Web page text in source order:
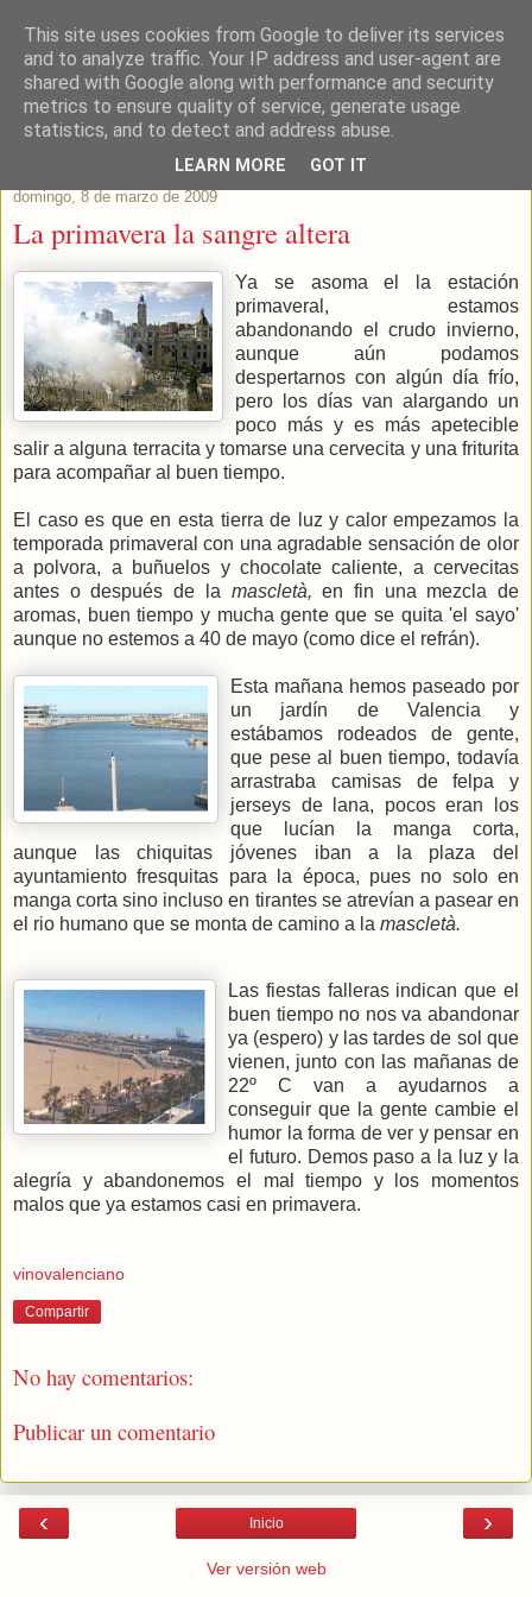
Este Vino Me Gusta
Vinos y más cosas
domingo, 8 de marzo de 2009
La primavera la sangre altera
Ya se asoma el la estación
primaveral, estamos
abandonando el crudo invierno,
aunque aún podamos
despertarnos con algún día frío,
pero los días van alargando un
poco más y es más apetecible
salir a alguna terracita y tomarse una cervecita y una friturita
para acompañar al buen tiempo.
El caso es que en esta tierra de luz y calor empezamos la
temporada primaveral con una agradable sensación de olor
a polvora, a buñuelos y chocolate caliente, a cervecitas
antes o después de la mascletà, en fin una mezcla de
aromas, buen tiempo y mucha gente que se quita 'el sayo'
aunque no estemos a 40 de mayo (como dice el refrán).
Esta mañana hemos paseado por
un jardín de Valencia y
estábamos rodeados de gente,
que pese al buen tiempo, todavía
arrastraba camisas de felpa y
jerseys de lana, pocos eran los
que lucían la manga corta,
aunque las chiquitas jóvenes iban a la plaza del
ayuntamiento fresquitas para la época, pues no solo en
manga corta sino incluso en tirantes se atrevían a pasear en
el rio humano que se monta de camino a la mascletà.
Las fiestas falleras indican que el
buen tiempo no nos va abandonar
ya (espero) y las tardes de sol que
vienen, junto con las mañanas de
22º C van a ayudarnos a
conseguir que la gente cambie el
humor la forma de ver y pensar en
el futuro. Demos paso a la luz y la
alegría y abandonemos el mal tiempo y los momentos
malos que ya estamos casi en primavera.
vinovalenciano
Compartir
No hay comentarios:
Publicar un comentario
‹ ›
Inicio
Ver versión web
This site uses cookies from Google to deliver its services
and to analyze traffic. Your IP address and user-agent are
shared with Google along with performance and security
metrics to ensure quality of service, generate usage
statistics, and to detect and address abuse.
LEARN MORE GOT IT